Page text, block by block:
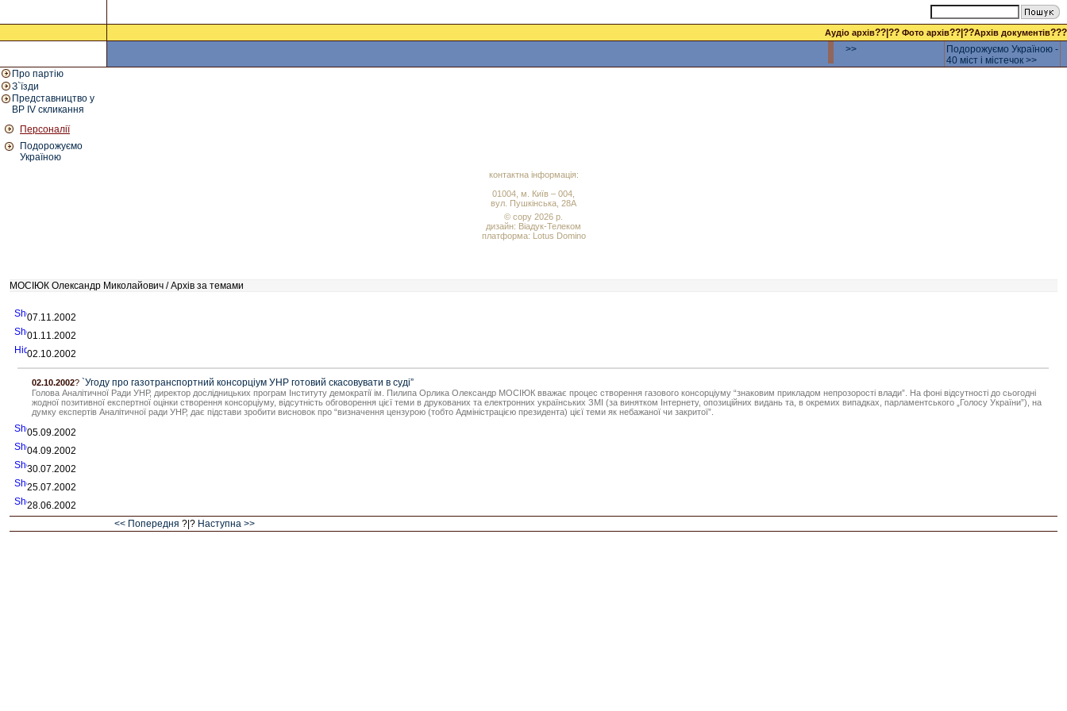
Аудіо архів??|?? Фото архів??|??Архів документів???
>>
Подорожуємо Україною -
40 міст і містечок >>
Про партію
З`їзди
Представництво у
ВР IV скликання
Персоналії
Подорожуємо
Україною
контактна інформація:
01004, м. Київ – 004,
вул. Пушкінська, 28А
© copy 2026 р.
дизайн: Віадук-Телеком
платформа: Lotus Domino
МОСІЮК Олександр Миколайович / Архів за темами
07.11.2002
01.11.2002
02.10.2002
02.10.2002? `Угоду про газотранспортний консорціум УНР готовий скасовувати в суді”
Голова Аналітичної Ради УНР, директор дослідницьких програм Інституту демократії ім. Пилипа Орлика Олександр МОСІЮК вважає процес створення газового консорціуму “знаковим прикладом непрозорості влади”. На фоні відсутності до сьогодні
жодної позитивної експертної оцінки створення консорціуму, відсутність обговорення цієї теми в друкованих та електронних українських ЗМІ (за винятком Інтернету, опозиційних видань та, в окремих випадках, парламентського „Голосу України”), на
думку експертів Аналітичної ради УНР, дає підстави зробити висновок про “визначення цензурою (тобто Адміністрацією президента) цієї теми як небажаної чи закритої”.
05.09.2002
04.09.2002
30.07.2002
25.07.2002
28.06.2002
<< Попередня ?|? Наступна >>